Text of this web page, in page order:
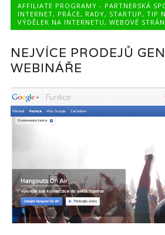
AFFILIATE PROGRAMY - PARTNERSKÁ
INTERNET, PRÁCE, RADY, STARTUP ,TIP
VÝDĚLEK NA INTERNETU ,WEBOVÉ
NEJVÍCE PRODEJŮ
WEBINÁŘE